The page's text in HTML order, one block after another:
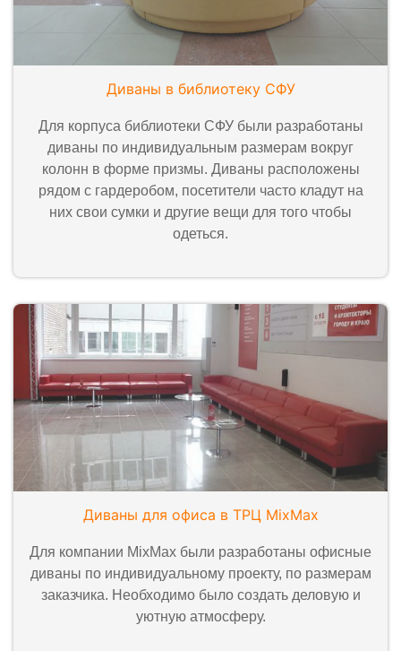
Диваны в библиотеку СФУ
Для корпуса библиотеки СФУ были разработаны
диваны по индивидуальным размерам вокруг
колонн в форме призмы. Диваны расположены
рядом с гардеробом, посетители часто кладут на
них свои сумки и другие вещи для того чтобы
одеться.
Диваны для офиса в ТРЦ MixMax
Для компании MixMax были разработаны офисные
диваны по индивидуальному проекту, по размерам
заказчика. Необходимо было создать деловую и
уютную атмосферу.